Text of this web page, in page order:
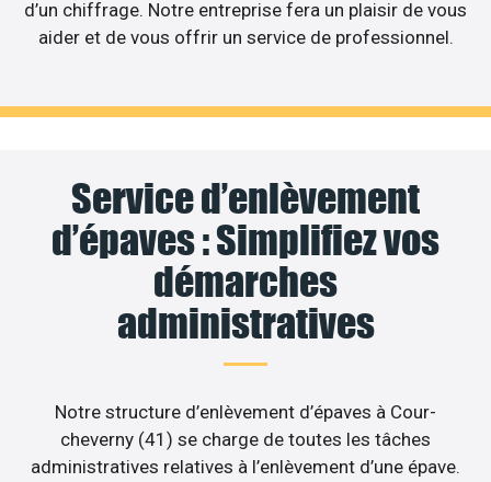
d’un chiffrage. Notre entreprise fera un plaisir de vous
aider et de vous offrir un service de professionnel.
Service d’enlèvement
d’épaves : Simplifiez vos
démarches
administratives
Notre structure d’enlèvement d’épaves à Cour-
cheverny (41) se charge de toutes les tâches
administratives relatives à l’enlèvement d’une épave.